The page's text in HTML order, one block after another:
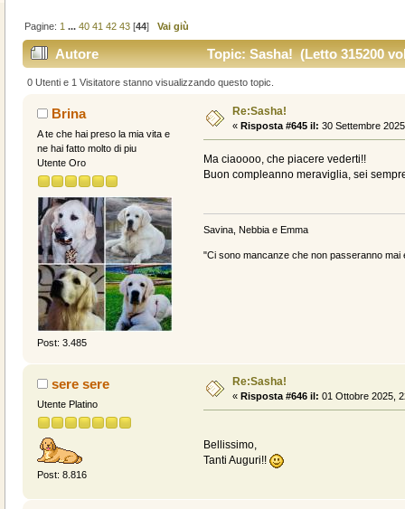
Pagine: 1 ...40 41 42 43 [44]Vai giù
Autore Topic: Sasha! (Letto 315200
0 Utenti e 1 Visitatore stanno visualizzando questo topic.
Brina
A te che hai preso la mia vita e
ne hai fatto molto di piu
Utente Oro
Post: 3.485
Re:Sasha!
« Risposta #645 il: 30 Settembre
Ma ciaoooo, che piacere vederti!!
Buon compleanno meraviglia, sei
Savina, Nebbia e Emma
"Ci sono mancanze che non passeranno
sere sere
Utente Platino
Post: 8.816
Re:Sasha!
« Risposta #646 il: 01 Ottobre 2025,
Bellissimo,
Tanti Auguri!!